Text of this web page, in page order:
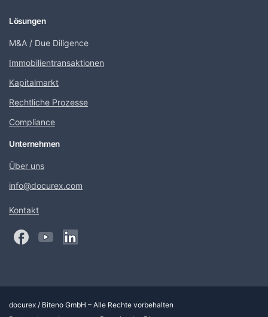
Lösungen
M&A / Due Diligence
Immobilientransaktionen
Kapitalmarkt
Rechtliche Prozesse
Compliance
Unternehmen
Über uns
info@docurex.com
Kontakt
docurex / Biteno GmbH – Alle Rechte vorbehalten